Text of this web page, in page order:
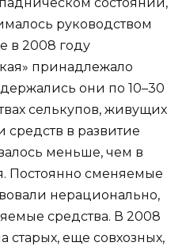
руководством
в 2008 году
принадлежало
они по 10–30
селькупов, живущих
средств в развитие
меньше, чем в
Постоянно сменяемые
нерационально,
средства. В 2008
старых, еще совхозных,